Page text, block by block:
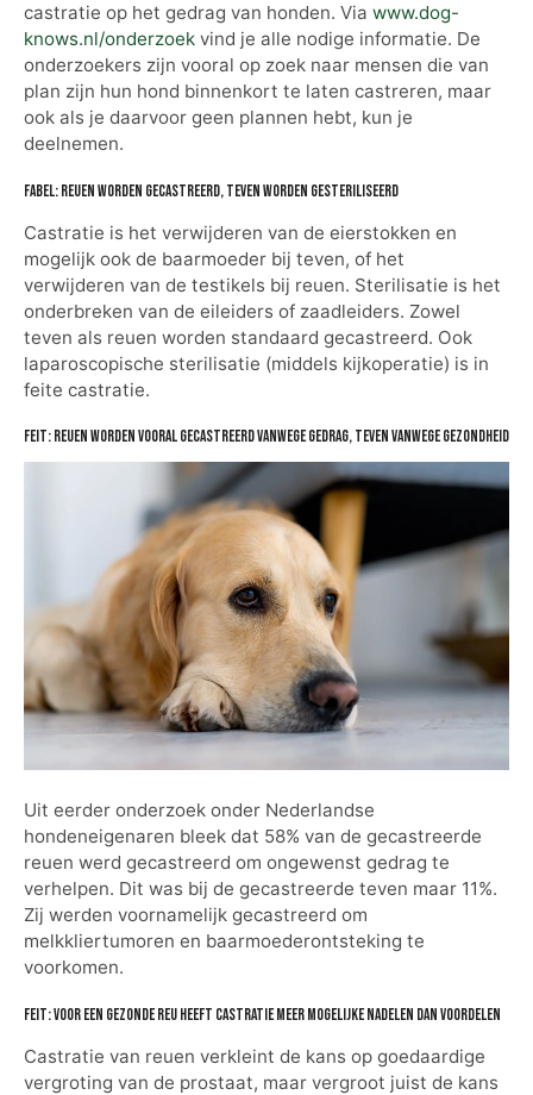
castratie op het gedrag van honden. Via www.dog-
knows.nl/onderzoek vind je alle nodige informatie. De
onderzoekers zijn vooral op zoek naar mensen die van
plan zijn hun hond binnenkort te laten castreren, maar
ook als je daarvoor geen plannen hebt, kun je
deelnemen.
Fabel: Reuen worden gecastreerd, teven worden gesteriliseerd
Castratie is het verwijderen van de eierstokken en
mogelijk ook de baarmoeder bij teven, of het
verwijderen van de testikels bij reuen. Sterilisatie is het
onderbreken van de eileiders of zaadleiders. Zowel
teven als reuen worden standaard gecastreerd. Ook
laparoscopische sterilisatie (middels kijkoperatie) is in
feite castratie.
Feit: Reuen worden vooral gecastreerd vanwege gedrag, teven vanwege gezondheid
Uit eerder onderzoek onder Nederlandse
hondeneigenaren bleek dat 58% van de gecastreerde
reuen werd gecastreerd om ongewenst gedrag te
verhelpen. Dit was bij de gecastreerde teven maar 11%.
Zij werden voornamelijk gecastreerd om
melkkliertumoren en baarmoederontsteking te
voorkomen.
Feit: Voor een gezonde reu heeft castratie meer mogelijke nadelen dan voordelen
Castratie van reuen verkleint de kans op goedaardige
vergroting van de prostaat, maar vergroot juist de kans